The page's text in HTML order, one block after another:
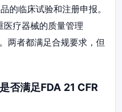
的临床试验和注册申报。
疗器械的质量管理
两者都满足合规要求，但
否满足FDA 21 CFR